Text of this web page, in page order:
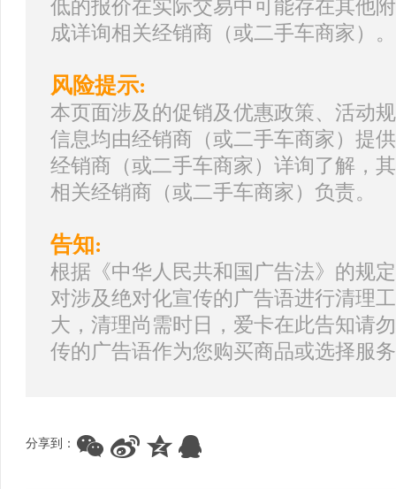
低的报价在实际交易中可能存在其他
成详询相关经销商（或二手车商家）。
风险提示:
本页面涉及的促销及优惠政策、活动
信息均由经销商（或二手车商家）提
经销商（或二手车商家）详询了解，
相关经销商（或二手车商家）负责。
告知:
根据《中华人民共和国广告法》的规
对涉及绝对化宣传的广告语进行清理
大，清理尚需时日，爱卡在此告知请
传的广告语作为您购买商品或选择服
分享到：